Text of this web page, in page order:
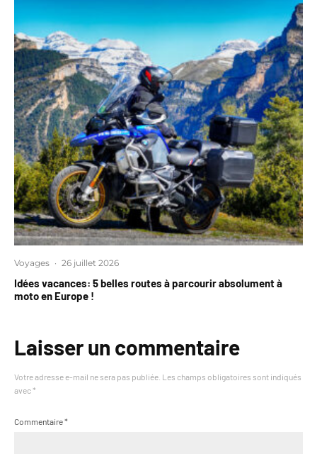
Voyages · 26 juillet 2026
Idées vacances: 5 belles routes à parcourir absolument à
moto en Europe !
Laisser un commentaire
Votre adresse e-mail ne sera pas publiée. Les champs obligatoires sont indiqués
avec *
Commentaire*